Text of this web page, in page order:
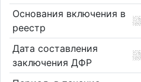
Основания включения в
реестр
Дата составления
заключения ДФР